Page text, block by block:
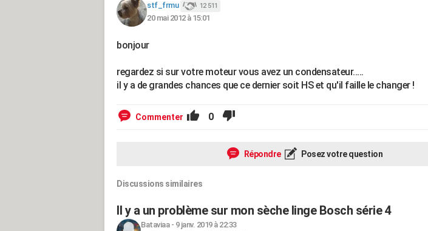
stf_frmu 12 511
20 mai 2012 à 15:01
bonjour
regardez si sur votre moteur vous avez un condensateur.....
il y a de grandes chances que ce dernier soit HS et qu'il faille le changer !
Commenter 0
Répondre Posez votre question
Discussions similaires
Il y a un problème sur mon sèche linge Bosch série 4
Bataviaa- 9 janv. 2019 à 22:33